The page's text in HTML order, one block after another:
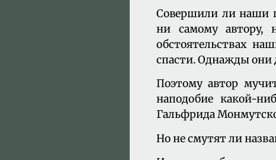
Совершили ли наши
ни самому автору,
обстоятельствах
спасти. Однажды они
Поэтому автор
наподобие какой-
Гальфрида
Но не смутят ли